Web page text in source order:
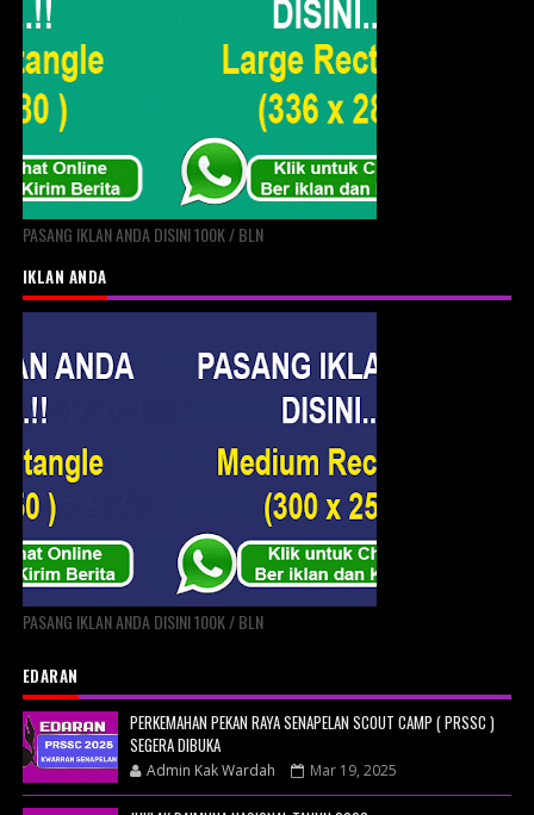
PASANG IKLAN ANDA DISINI 100K / BLN
IKLAN ANDA
PASANG IKLAN ANDA DISINI 100K / BLN
EDARAN
PERKEMAHAN PEKAN RAYA SENAPELAN SCOUT CAMP ( PRSSC )
SEGERA DIBUKA
Admin Kak Wardah Mar 19, 2025